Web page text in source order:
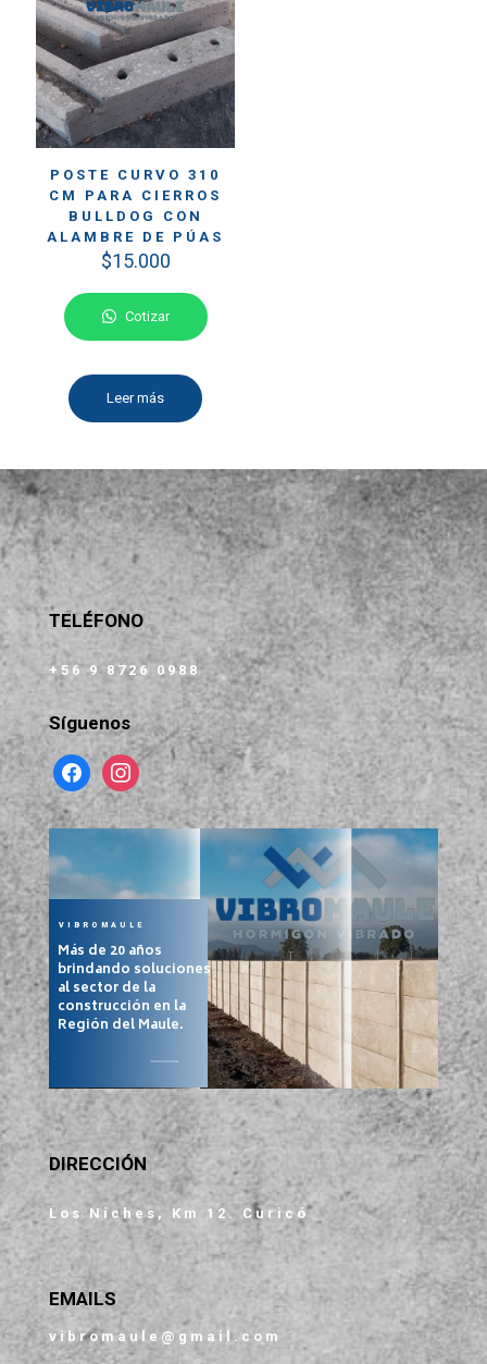
POSTE CURVO 310
CM PARA CIERROS
BULLDOG CON
ALAMBRE DE PÚAS
$15.000
Cotizar
Leer más
TELÉFONO
+56 9 8726 0988
Síguenos
facebookinstagram
VIBROMAULE
Más de 20 años
brindando soluciones
al sector de la
construcción en la
Región del Maule.
DIRECCIÓN
Los Niches, Km 12. Curicó
EMAILS
vibromaule@gmail.com